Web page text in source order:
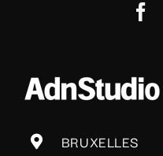
BRUXELLES